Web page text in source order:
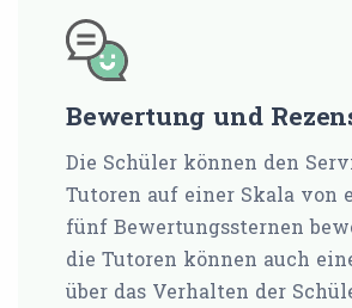
Bewertung und
Die Schüler können den
Tutoren auf einer Skala von
fünf Bewertungssternen
die Tutoren können auch
über das Verhalten der